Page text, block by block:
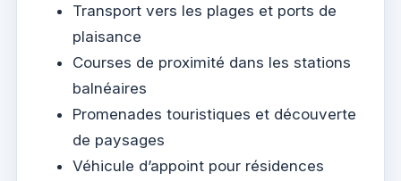
Transport vers les plages et ports de
plaisance
Courses de proximité dans les stations
balnéaires
Promenades touristiques et découverte
de paysages
Véhicule d’appoint pour résidences